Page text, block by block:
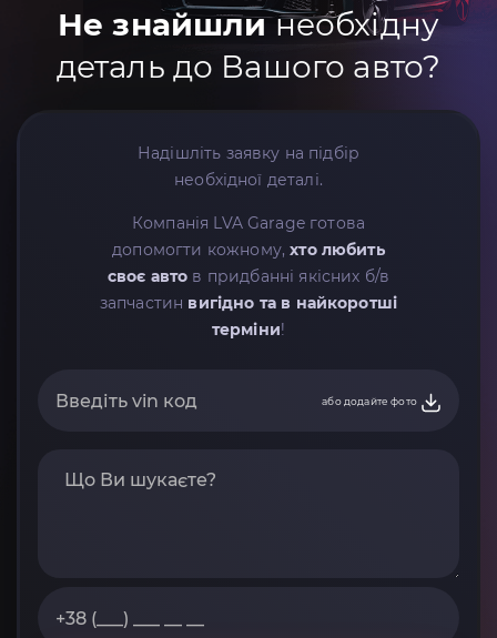
Не знайшлинеобхідну
деталь до Вашого авто?
Надішліть заявку на підбір
необхідної деталі.
Компанія LVA Garage готова
допомогти кожному,хто любить
своє авто в придбанні якісних б/в
запчастин вигідно та в найкоротші
терміни!
або додайте фото